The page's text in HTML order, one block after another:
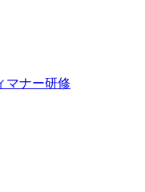
マナー研修